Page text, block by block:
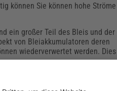
können Sie können hohe
ein großer Teil des Bleis und der
von Bleiakkumulatoren deren
wiederverwertet werden.